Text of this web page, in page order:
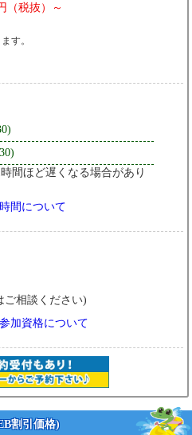
（税抜）～
す。
間ほど遅くなる場合があり
間について
ご相談ください)
加資格について
割引価格)